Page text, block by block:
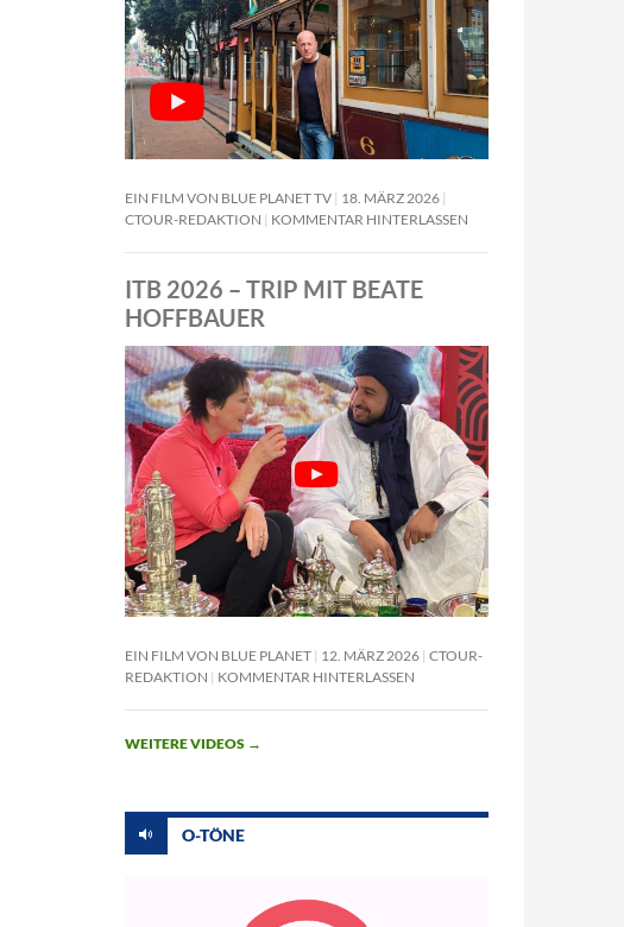
EIN FILM VON BLUE PLANET TV 18. MÄRZ 2026
CTOUR-REDAKTION
KOMMENTAR HINTERLASSEN
ITB 2026 – TRIP MIT BEATE
HOFFBAUER
EIN FILM VON BLUE PLANET 12. MÄRZ 2026 CTOUR-
REDAKTION
KOMMENTAR HINTERLASSEN
WEITERE VIDEOS →
O-TÖNE